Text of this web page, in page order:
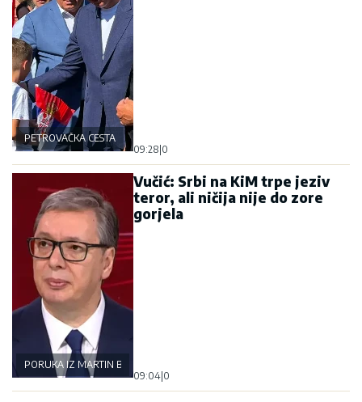
PETROVAČKA CESTA
09:28 0
PORUKA IZ MARTIN BRODA
Vučić: Srbi na KiM trpe jeziv
teror, ali ničija nije do zore
gorjela
09:04 0